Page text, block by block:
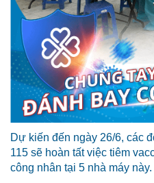
Dự kiến đến ngày 26/6, các
115 sẽ hoàn tất việc tiêm
công nhân tại 5 nhà máy này.